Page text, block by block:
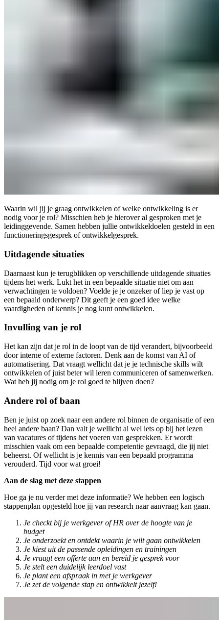
Waarin wil jij je graag ontwikkelen of welke ontwikkeling is er
nodig voor je rol? Misschien heb je hierover al gesproken met je
leidinggevende. Samen hebben jullie ontwikkeldoelen gesteld in een
functioneringsgesprek of ontwikkelgesprek.
Uitdagende situaties
Daarnaast kun je terugblikken op verschillende uitdagende situaties
tijdens het werk. Lukt het in een bepaalde situatie niet om aan
verwachtingen te voldoen? Voelde je je onzeker of liep je vast op
een bepaald onderwerp? Dit geeft je een goed idee welke
vaardigheden of kennis je nog kunt ontwikkelen.
Invulling van je rol
Het kan zijn dat je rol in de loopt van de tijd verandert, bijvoorbeeld
door interne of externe factoren. Denk aan de komst van AI of
automatisering. Dat vraagt wellicht dat je je technische skills wilt
ontwikkelen of juist beter wil leren communiceren of samenwerken.
Wat heb jij nodig om je rol goed te blijven doen?
Andere rol of baan
Ben je juist op zoek naar een andere rol binnen de organisatie of een
heel andere baan? Dan valt je wellicht al wel iets op bij het lezen
van vacatures of tijdens het voeren van gesprekken. Er wordt
misschien vaak om een bepaalde competentie gevraagd, die jij niet
beheerst. Of wellicht is je kennis van een bepaald programma
verouderd. Tijd voor wat groei!
Aan de slag met deze stappen
Hoe ga je nu verder met deze informatie? We hebben een logisch
stappenplan opgesteld hoe jij van research naar aanvraag kan gaan.
Je checkt bij je werkgever of HR over de hoogte van je
budget
Je onderzoekt en ontdekt waarin je wilt gaan ontwikkelen
Je kiest uit de passende opleidingen en trainingen
Je vraagt een offerte aan en bereid je gesprek voor
Je stelt een duidelijk leerdoel vast
Je plant een afspraak in met je werkgever
Je zet de volgende stap en ontwikkelt jezelf!